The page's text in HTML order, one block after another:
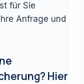
für Sie
Anfrage und
Hier